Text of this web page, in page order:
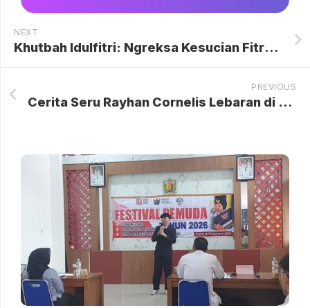
NEXT
Khutbah Idulfitri: Ngreksa Kesucian Fitrah ing Madya Arus Jaman
PREVIOUS
Cerita Seru Rayhan Cornelis Lebaran di Belanda, Tempuh 1,5 Jam demi Salat Id